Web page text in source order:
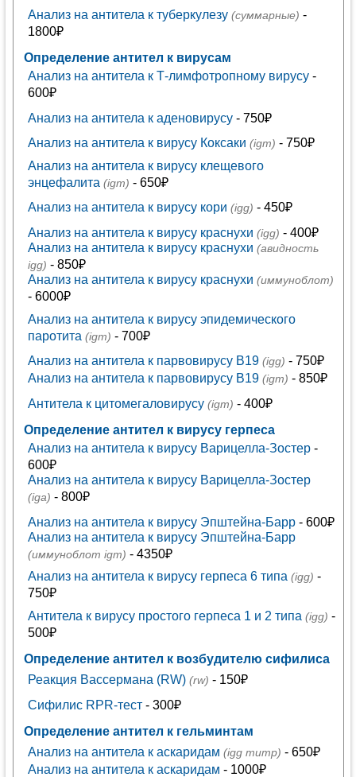
Анализ на антитела к туберкулезу (суммарные) -
1800₽
Определение антител к вирусам
Анализ на антитела к Т-лимфотропному вирусу-
600₽
Анализ на антитела к аденовирусу- 750₽
Анализ на антитела к вирусу Коксаки (igm) - 750₽
Анализ на антитела к вирусу клещевого
энцефалита (igm) - 650₽
Анализ на антитела к вирусу кори (igg) - 450₽
Анализ на антитела к вирусу краснухи (igg) - 400₽
Анализ на антитела к вирусу краснухи (авидность
igg) - 850₽
Анализ на антитела к вирусу краснухи (иммуноблот)
- 6000₽
Анализ на антитела к вирусу эпидемического
паротита (igm) - 700₽
Анализ на антитела к парвовирусу В19 (igg) - 750₽
Анализ на антитела к парвовирусу В19 (igm) - 850₽
Антитела к цитомегаловирусу (igm) - 400₽
Определение антител к вирусу герпеса
Анализ на антитела к вирусу Варицелла-Зостер-
600₽
Анализ на антитела к вирусу Варицелла-Зостер
(iga) - 800₽
Анализ на антитела к вирусу Эпштейна-Барр- 600₽
Анализ на антитела к вирусу Эпштейна-Барр
(иммуноблот igm) - 4350₽
Анализ на антитела к вирусу герпеса 6 типа (igg) -
750₽
Антитела к вирусу простого герпеса 1 и 2 типа (igg) -
500₽
Определение антител к возбудителю сифилиса
Реакция Вассермана (RW) (rw) - 150₽
Сифилис RPR-тест- 300₽
Определение антител к гельминтам
Анализ на антитела к аскаридам (igg титр) - 650₽
Анализ на антитела к аскаридам - 1000₽